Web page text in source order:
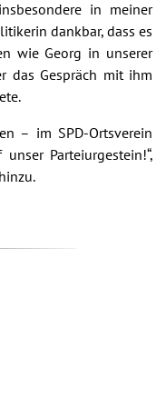
in meiner
dankbar, dass es
wie Georg in unserer
das Gespräch mit ihm
– im SPD-Ortsverein
Parteiurgestein!“,